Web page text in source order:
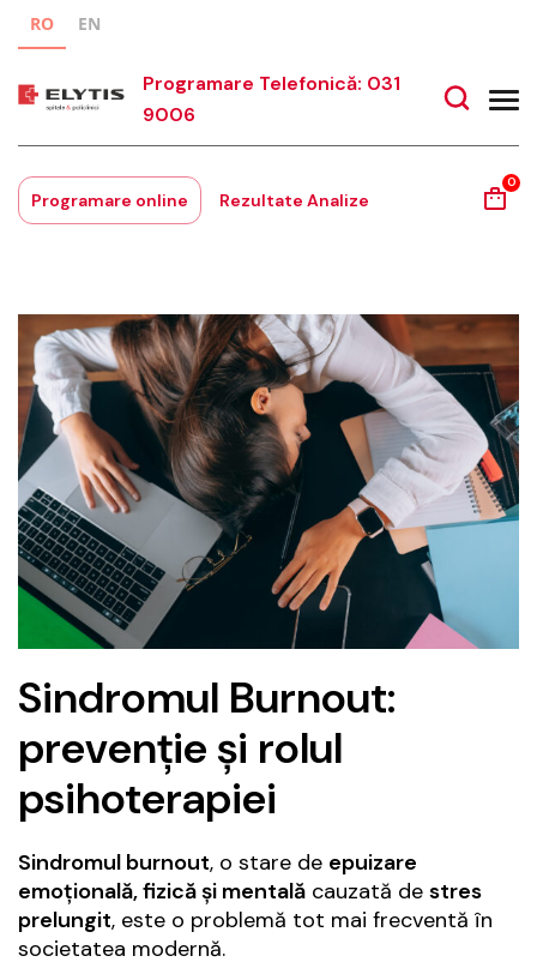
RO EN
Programare Telefonică: 031
9006
Programare online Rezultate Analize
0
Sindromul Burnout:
prevenție și rolul
psihoterapiei
Sindromul burnout, o stare de epuizare
emoțională, fizică și mentală cauzată de stres
prelungit, este o problemă tot mai frecventă în
societatea modernă.